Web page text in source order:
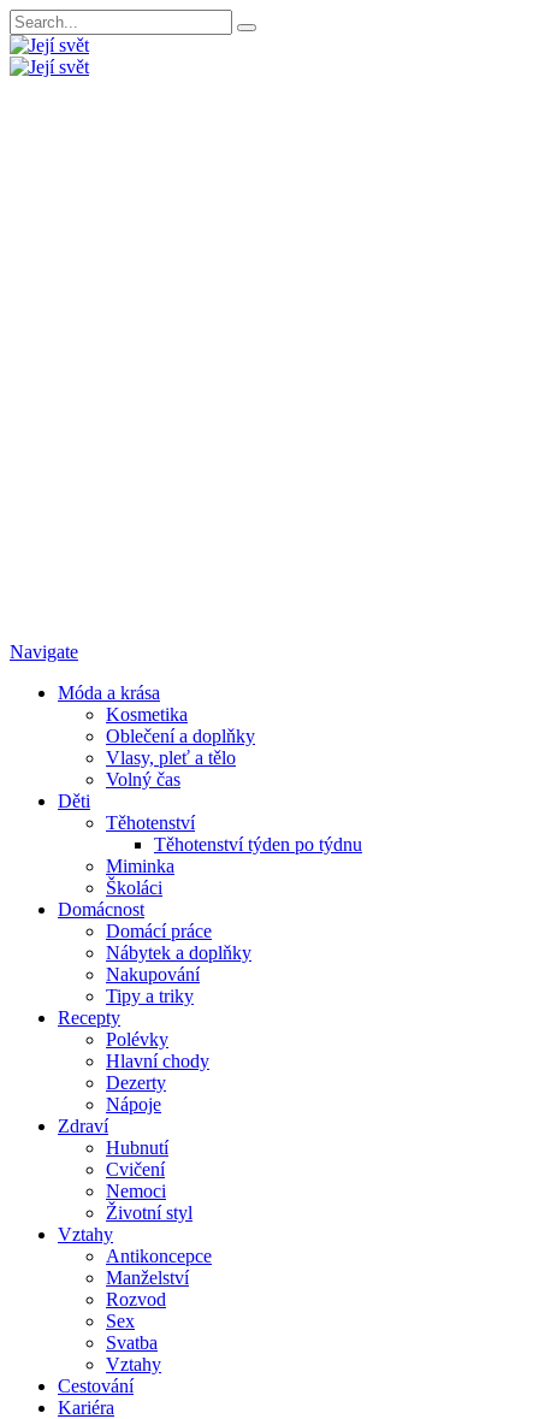
Navigate
Móda a krása
Kosmetika
Oblečení a doplňky
Vlasy, pleť a tělo
Volný čas
Děti
Těhotenství
Těhotenství týden po týdnu
Miminka
Školáci
Domácnost
Domácí práce
Nábytek a doplňky
Nakupování
Tipy a triky
Recepty
Polévky
Hlavní chody
Dezerty
Nápoje
Zdraví
Hubnutí
Cvičení
Nemoci
Životní styl
Vztahy
Antikoncepce
Manželství
Rozvod
Sex
Svatba
Vztahy
Cestování
Kariéra